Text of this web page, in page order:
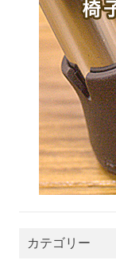
カテゴリー